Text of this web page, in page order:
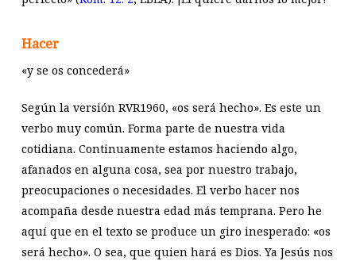
Hacer
«y se os concederá»
Según la versión RVR1960, «os será hecho». Es este un
verbo muy común. Forma parte de nuestra vida
cotidiana. Continuamente estamos haciendo algo,
afanados en alguna cosa, sea por nuestro trabajo,
preocupaciones o necesidades. El verbo hacer nos
acompaña desde nuestra edad más temprana. Pero he
aquí que en el texto se produce un giro inesperado: «os
será hecho». O sea, que quien hará es Dios. Ya Jesús nos